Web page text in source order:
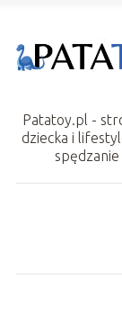
Patatoy.pl -
dziecka i